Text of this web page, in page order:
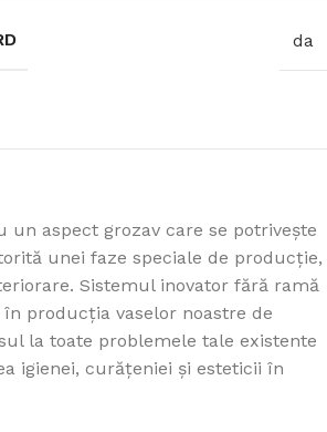
da
un aspect grozav care se potrivește
unei faze speciale de producție,
Sistemul inovator fără ramă
producția vaselor noastre de
la toate problemele tale existente
igienei, curățeniei și esteticii în